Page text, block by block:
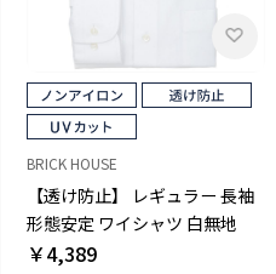
BRICK HOUSE
【透け防止】 レギュラー 長袖
形態安定 ワイシャツ 白無地
￥4,389